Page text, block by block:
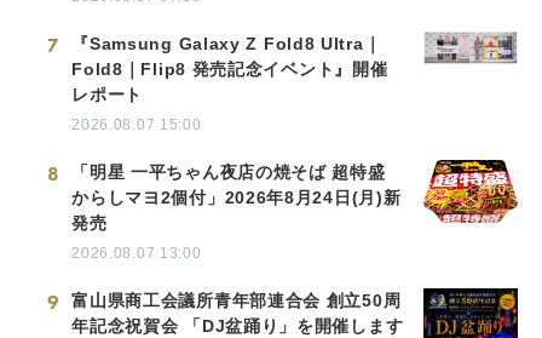
7
『Samsung Galaxy Z Fold8 Ultra｜
Fold8｜Flip8 発売記念イベント』開催
レポート
2026.08.07 15:00
8
「明星 一平ちゃん夜店の焼そば 超特盛
からしマヨ2個付」2026年8月24日(月)新
発売
2026.08.07 13:00
9
富山県商工会議所青年部連合会 創立50周
年記念祝賀会 「DJ盆踊り」を開催します